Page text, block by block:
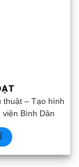
thuật – Tạo hình
Bình Dân